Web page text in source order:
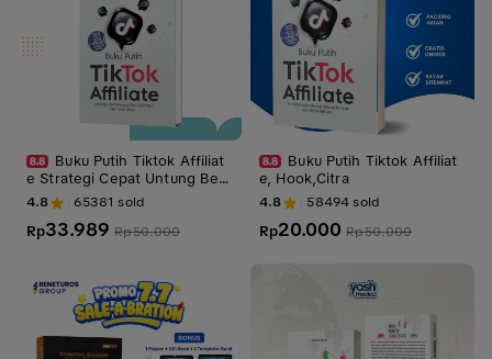
Buku Putih Tiktok Affiliat
e Strategi Cepat Untung Berli
pat dari Tiktok Affiliate
4.8 65381 sold
Rp33.989 Rp50.000
Buku Putih Tiktok Affiliat
e, Hook,Citra
4.8 58494sold
Rp20.000 Rp50.000